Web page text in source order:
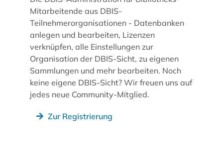
Mitarbeitende aus DBIS-
Teilnehmerorganisationen - Datenbanken
anlegen und bearbeiten, Lizenzen
verknüpfen, alle Einstellungen zur
Organisation der DBIS-Sicht, zu eigenen
Sammlungen und mehr bearbeiten. Noch
keine eigene DBIS-Sicht? Wir freuen uns auf
jedes neue Community-Mitglied.
Zur Registrierung